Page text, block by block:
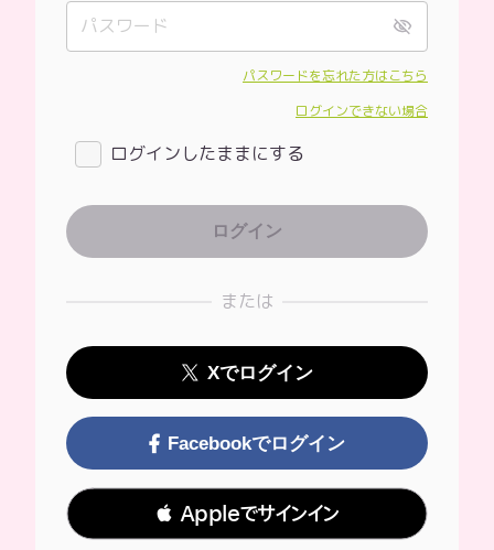
パスワードを忘れた方はこちら
ログインできない場合
ログインしたままにする
または
Xでログイン
Facebookでログイン
 Appleでサインイン